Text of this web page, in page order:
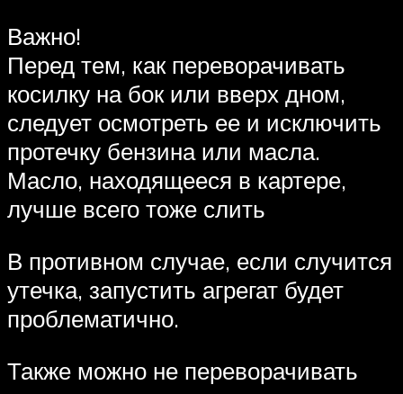
Важно!
Перед тем, как переворачивать
косилку на бок или вверх дном,
следует осмотреть ее и исключить
протечку бензина или масла.
Масло, находящееся в картере,
лучше всего тоже слить
В противном случае, если случится
утечка, запустить агрегат будет
проблематично.
Также можно не переворачивать